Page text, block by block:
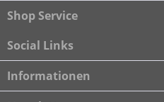
Shop Service
Social Links
Informationen